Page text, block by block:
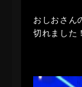
おしおさん
切れました